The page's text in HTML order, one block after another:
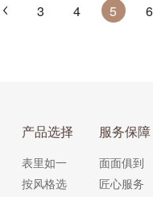
3 4 5 6
产品选择
表里如一
按风格选
服务保障
面面俱到
匠心服务